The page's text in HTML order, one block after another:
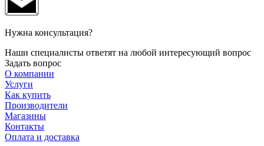
Нужна консультация?
Наши специалисты ответят на любой интересующий вопрос
Задать вопрос
О компании
Услуги
Как купить
Производители
Магазины
Контакты
Оплата и доставка